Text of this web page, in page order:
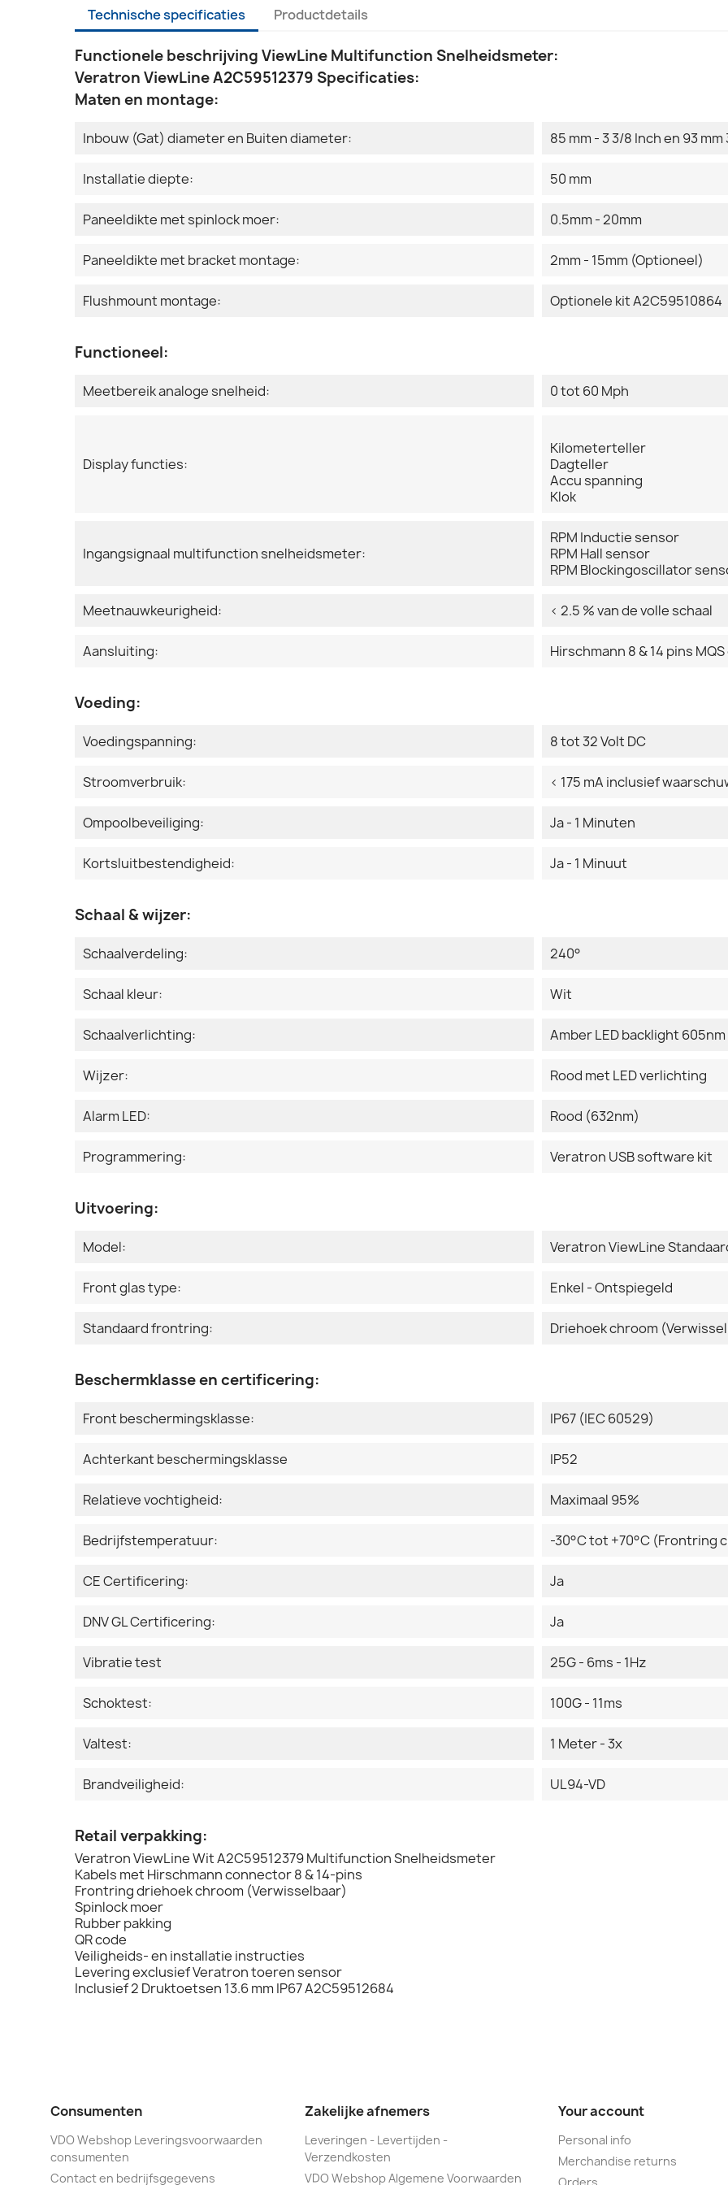
Technische specificaties Productdetails
Functionele beschrijving ViewLine Multifunction Snelheidsmeter:
Veratron ViewLine A2C59512379 Specificaties:
Maten en montage:
Inbouw (Gat) diameter en Buiten diameter: 85 mm - 3 3/8 Inch en 93 mm
Installatie diepte: 50 mm
Paneeldikte met spinlock moer: 0.5mm - 20mm
Paneeldikte met bracket montage: 2mm - 15mm (Optioneel)
Flushmount montage: Optionele kit A2C59510864
Functioneel:
Meetbereik analoge snelheid: 0 tot 60 Mph
Display functies:
Kilometerteller
Dagteller
Accu spanning
Klok
Ingangsignaal multifunction snelheidsmeter:
RPM Inductie sensor
RPM Hall sensor
RPM Blockingoscillator
Meetnauwkeurigheid: < 2.5 % van de volle schaal
Aansluiting: Hirschmann 8 & 14 pins
Voeding:
Voedingspanning: 8 tot 32 Volt DC
Stroomverbruik: < 175 mA inclusief
Ompoolbeveiliging: Ja - 1 Minuten
Kortsluitbestendigheid: Ja - 1 Minuut
Schaal & wijzer:
Schaalverdeling: 240°
Schaal kleur: Wit
Schaalverlichting: Amber LED backlight 605nm
Wijzer: Rood met LED verlichting
Alarm LED: Rood (632nm)
Programmering: Veratron USB software kit
Uitvoering:
Model: Veratron ViewLine
Front glas type: Enkel - Ontspiegeld
Standaard frontring: Driehoek chroom
Beschermklasse en certificering:
Front beschermingsklasse: IP67 (IEC 60529)
Achterkant beschermingsklasse IP52
Relatieve vochtigheid: Maximaal 95%
Bedrijfstemperatuur: -30°C tot +70°C (Frontring
CE Certificering: Ja
DNV GL Certificering: Ja
Vibratie test 25G - 6ms - 1Hz
Schoktest: 100G - 11ms
Valtest: 1 Meter - 3x
Brandveiligheid: UL94-VD
Retail verpakking:
Veratron ViewLine Wit A2C59512379 Multifunction Snelheidsmeter
Kabels met Hirschmann connector 8 & 14-pins
Frontring driehoek chroom (Verwisselbaar)
Spinlock moer
Rubber pakking
QR code
Veiligheids- en installatie instructies
Levering exclusief Veratron toeren sensor
Inclusief 2 Druktoetsen 13.6 mm IP67 A2C59512684
Consumenten
VDO Webshop Leveringsvoorwaarden
consumenten
Contact en bedrijfsgegevens
Zakelijke afnemers
Leveringen - Levertijden -
Verzendkosten
VDO Webshop Algemene Voorwaarden
Your account
Personal info
Merchandise returns